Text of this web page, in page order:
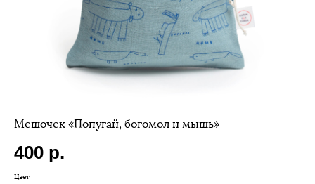
Мешочек «Попугай, богомол и мышь»
400 р.
Цвет